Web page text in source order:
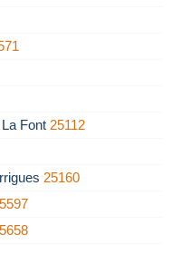
Font 25112
25160